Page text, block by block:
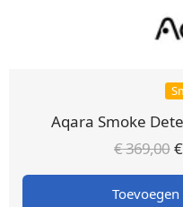
Aqara Smoke
€369,00€